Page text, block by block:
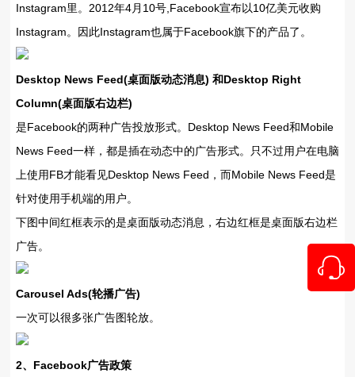
Instagram里。2012年4月10号,Facebook宣布以10亿美元收购
Instagram。因此Instagram也属于Facebook旗下的产品了。
Desktop News Feed(桌面版动态消息) 和Desktop Right
Column(桌面版右边栏)
是Facebook的两种广告投放形式。Desktop News Feed和Mobile
News Feed一样，都是插在动态中的广告形式。只不过用户在电脑
上使用FB才能看见Desktop News Feed，而Mobile News Feed是
针对使用手机端的用户。
下图中间红框表示的是桌面版动态消息，右边红框是桌面版右边栏
广告。
Carousel Ads(轮播广告)
一次可以很多张广告图轮放。
2、Facebook广告政策